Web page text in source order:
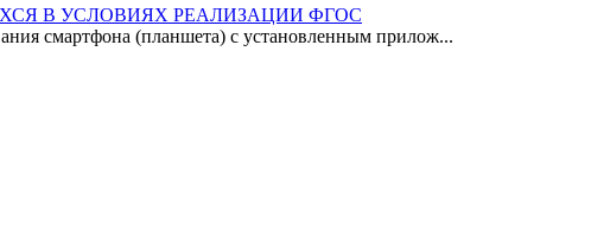
В УСЛОВИЯХ РЕАЛИЗАЦИИ ФГОС
смартфона (планшета) с установленным прилож...